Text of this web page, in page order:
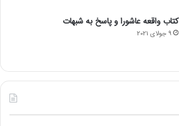
کتاب واقعه عاشورا و پاسخ به شبهات
9 جولای 2021